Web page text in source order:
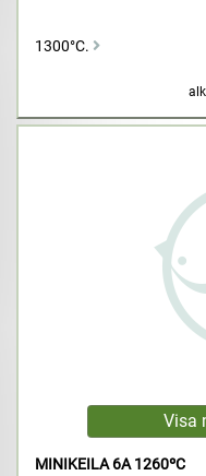
1300°C.
MINIKEILA 6A 1260ºC